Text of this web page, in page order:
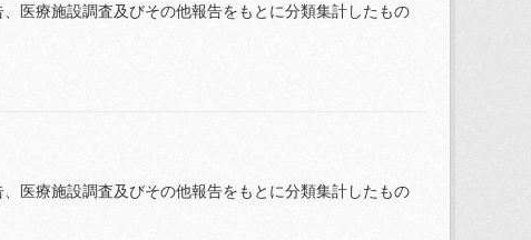
医療施設調査及びその他報告をもとに分類集計したもの
医療施設調査及びその他報告をもとに分類集計したもの